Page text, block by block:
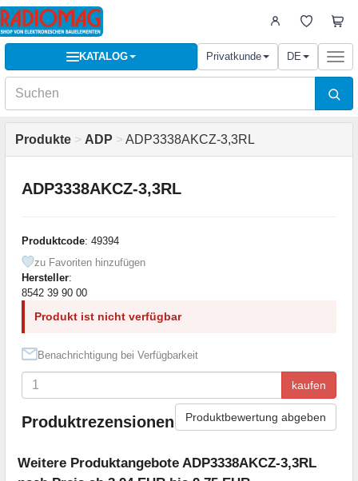
KATALOG Privatkunde DE
Produkte > ADP > ADP3338AKCZ-3,3RL
ADP3338AKCZ-3,3RL
Produktcode: 49394
zu Favoriten hinzufügen
Hersteller:
8542 39 90 00
Produkt ist nicht verfügbar
Benachrichtigung bei Verfügbarkeit
kaufen
Produktrezensionen Produktbewertung abgeben
Weitere Produktangebote ADP3338AKCZ-3,3RL